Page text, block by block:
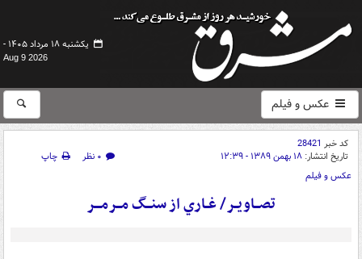
یکشنبه ۱۸ مرداد ۱۴۰۵ -
Aug 9 2026
عکس و فیلم
کد خبر 28421
تاریخ انتشار: ۱۸ بهمن ۱۳۸۹ - ۱۲:۳۹ ۰ نظر
چاپ
عکس و فیلم
تصـــاويــر/ غــاري از سنـــگ مـــرمــــر